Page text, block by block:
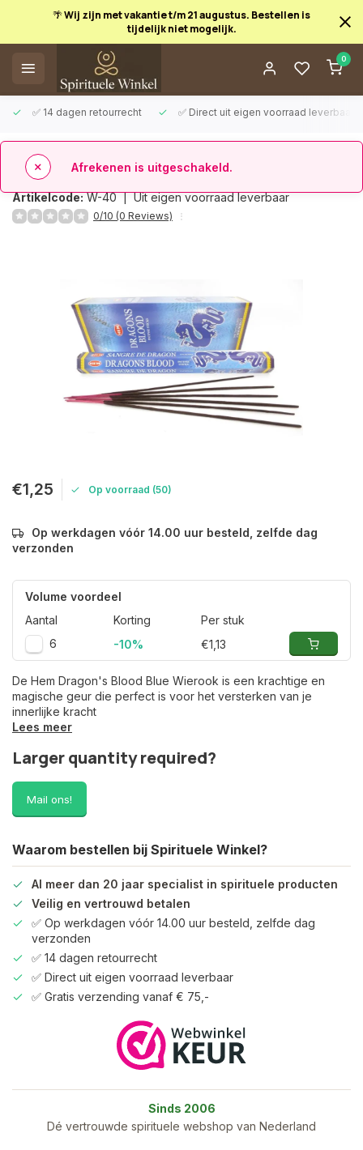
🌴 Wij zijn met vakantie t/m 21 augustus. Bestellen is
tijdelijk niet mogelijk.
0
✅ 14 dagen retourrecht ✅ Direct uit eigen voorraad leverbaar
Afrekenen is uitgeschakeld.
Dragons Blood blue wierook
Artikelcode:W-40 |Uit eigen voorraad leverbaar
0/10 (0 Reviews)
€1,25 Op voorraad (50)
Op werkdagen vóór 14.00 uur besteld, zelfde dag
verzonden
Volume voordeel
Aantal
Korting
Per stuk
6
-10% €1,13
De Hem Dragon's Blood Blue Wierook is een krachtige en
magische geur die perfect is voor het versterken van je
innerlijke kracht
Lees meer
Larger quantity required?
Mail ons!
Waarom bestellen bij Spirituele Winkel?
Al meer dan 20 jaar specialist in spirituele producten
Veilig en vertrouwd betalen
✅ Op werkdagen vóór 14.00 uur besteld, zelfde dag
verzonden
✅ 14 dagen retourrecht
✅ Direct uit eigen voorraad leverbaar
✅ Gratis verzending vanaf € 75,-
Sinds 2006
Dé vertrouwde spirituele webshop van Nederland